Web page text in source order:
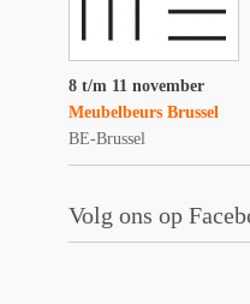
8 t/m 11 november
Meubelbeurs Brussel
BE-Brussel
Volg ons op